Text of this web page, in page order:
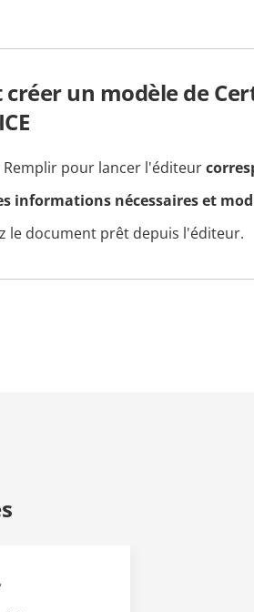
un modèle de
Remplir pour lancer l'éditeur
informations nécessaires et
le document prêt depuis l'éditeur.